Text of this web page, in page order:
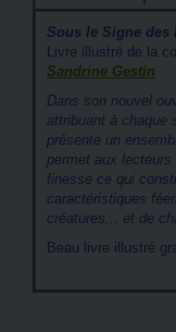
Sous le Signe des
Livre illustré de la
Sandrine Gestin
Dans son nouvel
attribuant à chaque
présente un
permet aux
finesse ce qui
caractéristiques
créatures... et de
Beau livre illustré